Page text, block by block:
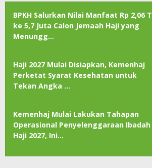
BPKH Salurkan Nilai Manfaat Rp 2,06 T
ke 5,7 Juta Calon Jemaah Haji yang
Menungg…
Haji 2027 Mulai Disiapkan, Kemenhaj
Perketat Syarat Kesehatan untuk
Tekan Angka …
Kemenhaj Mulai Lakukan Tahapan
Operasional Penyelenggaraan Ibadah
Haji 2027, Ini…